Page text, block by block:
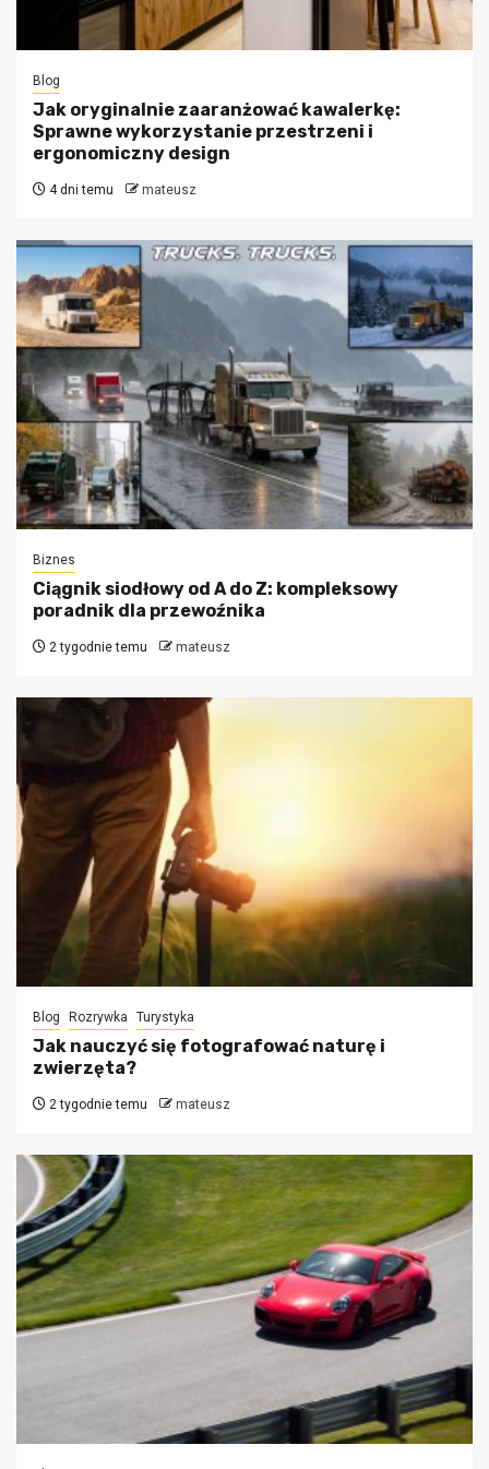
Blog
Jak oryginalnie zaaranżować kawalerkę:
Sprawne wykorzystanie przestrzeni i
ergonomiczny design
4 dni temu mateusz
Biznes
Ciągnik siodłowy od A do Z: kompleksowy
poradnik dla przewoźnika
2 tygodnie temu mateusz
Blog Rozrywka Turystyka
Jak nauczyć się fotografować naturę i
zwierzęta?
2 tygodnie temu mateusz